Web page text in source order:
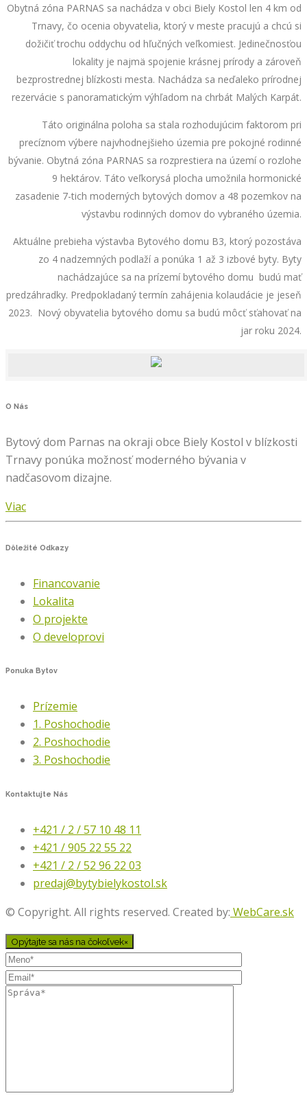
Obytná zóna PARNAS sa nachádza v obci Biely Kostol len 4 km od
Trnavy, čo ocenia obyvatelia, ktorý v meste pracujú a chcú si
dožičiť trochu oddychu od hľučných veľkomiest. Jedinečnosťou
lokality je najmä spojenie krásnej prírody a zároveň
bezprostrednej blízkosti mesta. Nachádza sa neďaleko prírodnej
rezervácie s panoramatickým výhľadom na chrbát Malých Karpát.
Táto originálna poloha sa stala rozhodujúcim faktorom pri
precíznom výbere najvhodnejšieho územia pre pokojné rodinné
bývanie. Obytná zóna PARNAS sa rozprestiera na území o rozlohe
9 hektárov. Táto veľkorysá plocha umožnila hormonické
zasadenie 7-tich moderných bytových domov a 48 pozemkov na
výstavbu rodinných domov do vybraného územia.
Aktuálne prebieha výstavba Bytového domu B3, ktorý pozostáva
zo 4 nadzemných podlaží a ponúka 1 až 3 izbové byty. Byty
nachádzajúce sa na prízemí bytového domu budú mať
predzáhradky. Predpokladaný termín zahájenia kolaudácie je jeseň
2023. Nový obyvatelia bytového domu sa budú môcť sťahovať na
jar roku 2024.
O Nás
Bytový dom Parnas na okraji obce Biely Kostol v blízkosti
Trnavy ponúka možnosť moderného bývania v
nadčasovom dizajne.
Viac
Dôležité Odkazy
Financovanie
Lokalita
O projekte
O developrovi
Ponuka Bytov
Prízemie
1. Poshochodie
2. Poshochodie
3. Poshochodie
Kontaktujte Nás
+421 / 2 / 57 10 48 11
+421 / 905 22 55 22
+421 / 2 / 52 96 22 03
predaj@bytybielykostol.sk
© Copyright. All rights reserved. Created by: WebCare.sk
Opýtajte sa nás na čokoľvek×